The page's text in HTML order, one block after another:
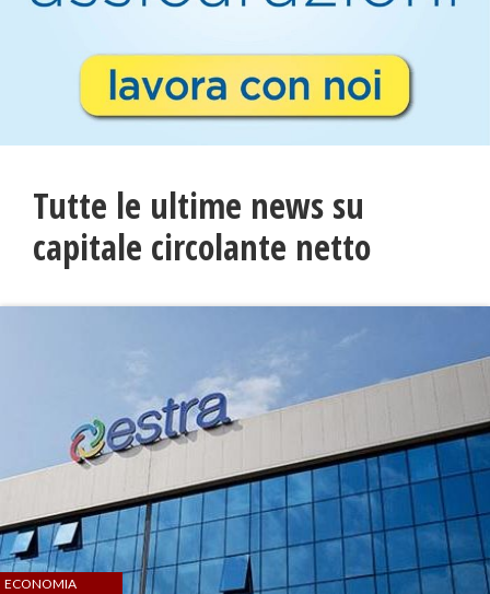
Tutte le ultime news su
capitale circolante netto
ECONOMIA